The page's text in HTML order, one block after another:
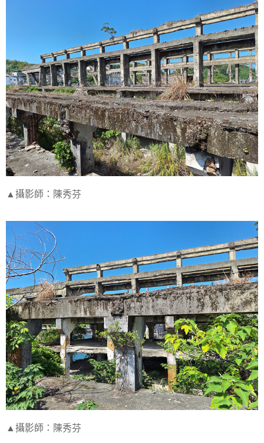
▲攝影師：陳秀芬
▲攝影師：陳秀芬